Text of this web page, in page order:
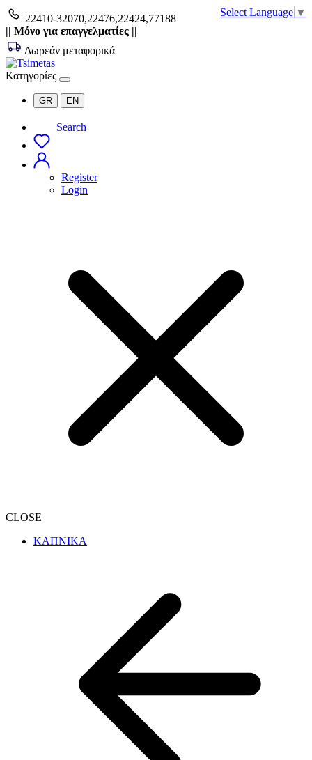
Select Language ▼
22410-32070,22476,22424,77188
|| Μόνο για επαγγελματίες ||
Δωρεάν μεταφορικά
Κατηγορίες
GR EN
Search
Register
Login
CLOSE
ΚΑΠΝΙΚΑ